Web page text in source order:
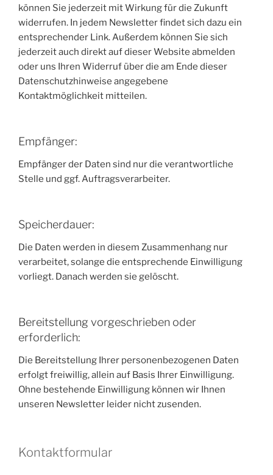
können Sie jederzeit mit Wirkung für die Zukunft
widerrufen. In jedem Newsletter findet sich dazu ein
entsprechender Link. Außerdem können Sie sich
jederzeit auch direkt auf dieser Website abmelden
oder uns Ihren Widerruf über die am Ende dieser
Datenschutzhinweise angegebene
Kontaktmöglichkeit mitteilen.
Empfänger:
Empfänger der Daten sind nur die verantwortliche
Stelle und ggf. Auftragsverarbeiter.
Speicherdauer:
Die Daten werden in diesem Zusammenhang nur
verarbeitet, solange die entsprechende Einwilligung
vorliegt. Danach werden sie gelöscht.
Bereitstellung vorgeschrieben oder
erforderlich:
Die Bereitstellung Ihrer personenbezogenen Daten
erfolgt freiwillig, allein auf Basis Ihrer Einwilligung.
Ohne bestehende Einwilligung können wir Ihnen
unseren Newsletter leider nicht zusenden.
Kontaktformular